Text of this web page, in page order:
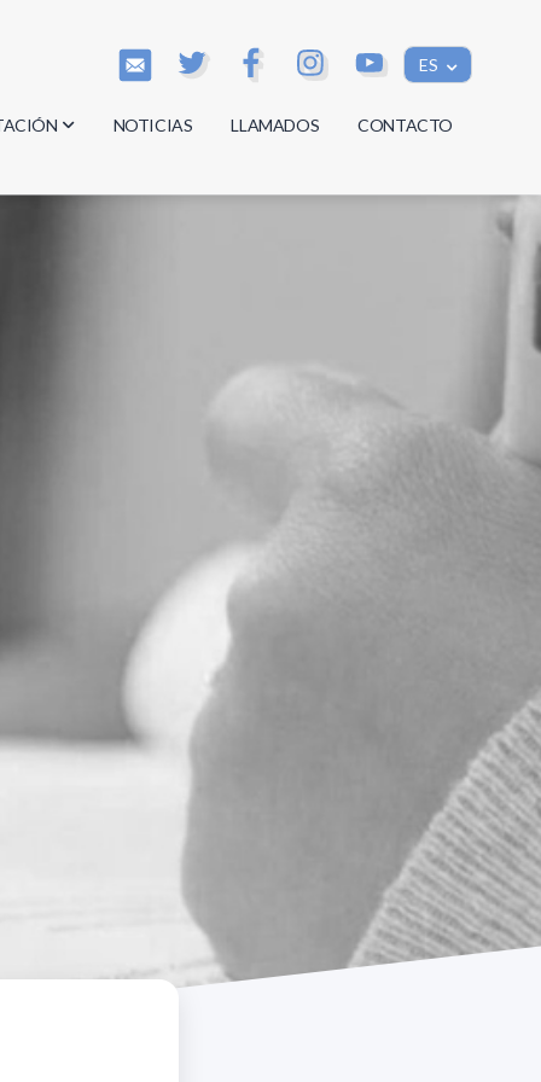
ES
NOTICIAS LLAMADOS CONTACTO